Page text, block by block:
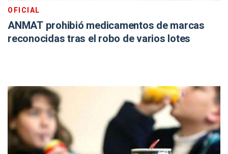
OFICIAL
ANMAT prohibió medicamentos de marcas
reconocidas tras el robo de varios lotes